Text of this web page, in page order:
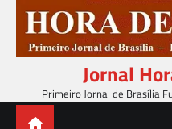
content
Jornal
Primeiro Jornal de Brasília